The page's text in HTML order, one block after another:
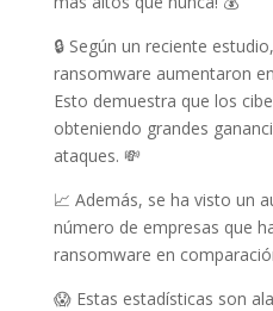
🔒 Según un reciente
ransomware aumentaron
Esto demuestra que los
obteniendo grandes
ataques. 💸
📈 Además, se ha visto un
número de empresas que
ransomware en
😱 Estas estadísticas son